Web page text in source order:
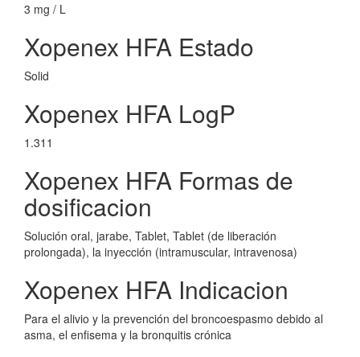
3 mg / L
Xopenex HFA Estado
Solid
Xopenex HFA LogP
1.311
Xopenex HFA Formas de
dosificacion
Solución oral, jarabe, Tablet, Tablet (de liberación
prolongada), la inyección (intramuscular, intravenosa)
Xopenex HFA Indicacion
Para el alivio y la prevención del broncoespasmo debido al
asma, el enfisema y la bronquitis crónica